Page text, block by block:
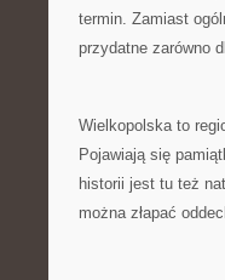
termin. Zamiast
przydatne zarówno
Wielkopolska to
Pojawiają się
historii jest tu też
można złapać